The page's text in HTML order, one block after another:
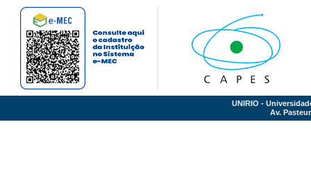
UNIRIO -
Av.